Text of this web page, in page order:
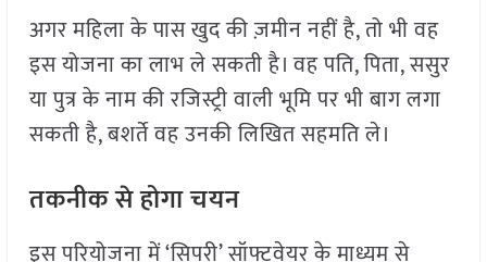
अगर महिला के पास खुद की ज़मीन नहीं है, तो भी वह
इस योजना का लाभ ले सकती है। वह पति, पिता, ससुर
या पुत्र के नाम की रजिस्ट्री वाली भूमि पर भी बाग लगा
सकती है, बशर्ते वह उनकी लिखित सहमति ले।
तकनीक से होगा चयन